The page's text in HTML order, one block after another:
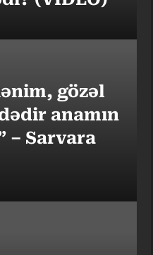
gözəl
anamın
– Sarvara